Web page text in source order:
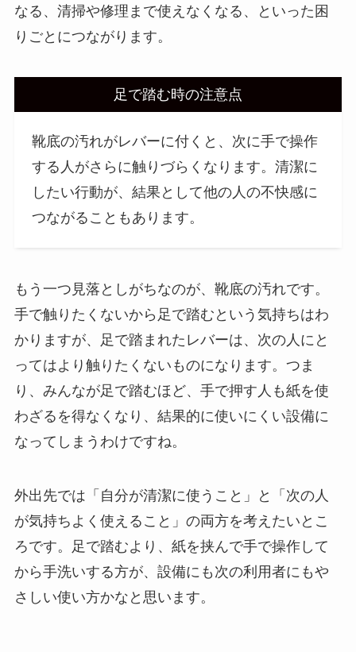
なる、清掃や修理まで使えなくなる、といった困
りごとにつながります。
足で踏む時の注意点
靴底の汚れがレバーに付くと、次に手で操作
する人がさらに触りづらくなります。清潔に
したい行動が、結果として他の人の不快感に
つながることもあります。
もう一つ見落としがちなのが、靴底の汚れです。
手で触りたくないから足で踏むという気持ちはわ
かりますが、足で踏まれたレバーは、次の人にと
ってはより触りたくないものになります。つま
り、みんなが足で踏むほど、手で押す人も紙を使
わざるを得なくなり、結果的に使いにくい設備に
なってしまうわけですね。
外出先では「自分が清潔に使うこと」と「次の人
が気持ちよく使えること」の両方を考えたいとこ
ろです。足で踏むより、紙を挟んで手で操作して
から手洗いする方が、設備にも次の利用者にもや
さしい使い方かなと思います。